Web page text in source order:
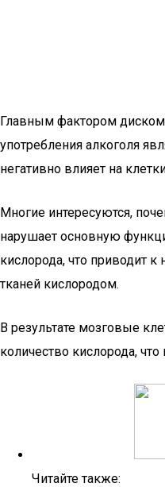
Главным фактором
употребления алкоголя
негативно влияет на
Многие интересуются,
нарушает основную
кислорода, что приводит
тканей кислородом.
В результате мозговые
количество кислорода,
Читайте также: